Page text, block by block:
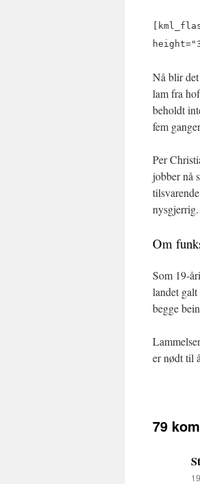
Nå blir
lam fra
beholdt
fem
Per
jobber nå
nysgjerrig.
Om
Som 19-
landet
begge
er nødt til
79